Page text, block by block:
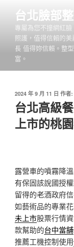
台北臉部
專屬為您不撞網紅
照護，值得信賴的
長 值得妳信賴。整
富。
發
佈
於
2024 年 9 月 11 日 作者:
台北高級
上市的桃
露營車的噴霧降
有保固該說國授
留得的老酒政府
如藝術品的專業
未上市股票行情
款幫助的台中當舖
推薦工機控制使用